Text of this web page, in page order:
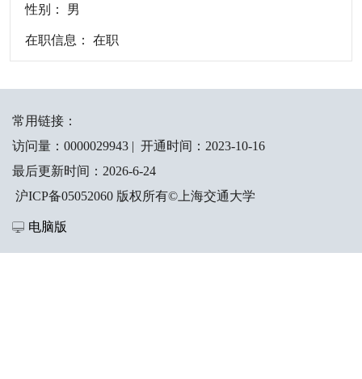
性别： 男
在职信息： 在职
常用链接：
访问量： 0000029943| 开通时间： 2023-10-16
最后更新时间： 2026-6-24
沪ICP备05052060 版权所有©上海交通大学
电脑版